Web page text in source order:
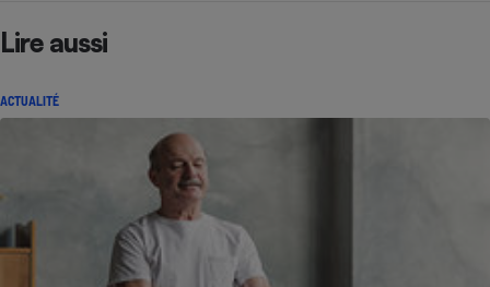
Lire aussi
ACTUALITÉ